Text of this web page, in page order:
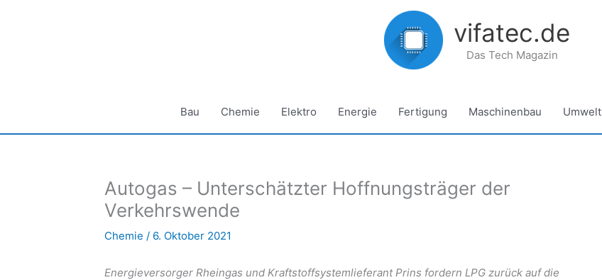
vifatec.de
Das Tech Magazin
Bau Chemie Elektro Energie Fertigung Maschinenbau Umwelt
Autogas – Unterschätzter Hoffnungsträger der
Verkehrswende
Chemie / 6. Oktober 2021
Energieversorger Rheingas und Kraftstoffsystemlieferant Prins fordern LPG zurück auf die